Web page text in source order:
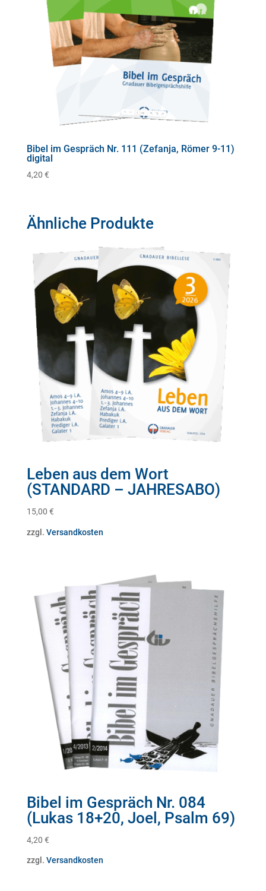
Bibel im Gespräch Nr. 111 (Zefanja, Römer 9-11)
digital
4,20 €
Ähnliche Produkte
Leben aus dem Wort
(STANDARD – JAHRESABO)
15,00 €
zzgl. Versandkosten
Bibel im Gespräch Nr. 084
(Lukas 18+20, Joel, Psalm 69)
4,20 €
zzgl. Versandkosten